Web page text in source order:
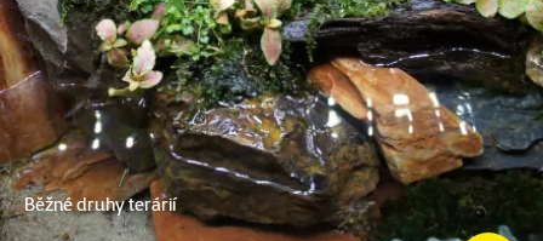
Běžné druhy terárií